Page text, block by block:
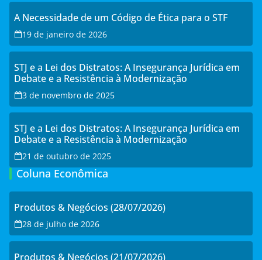
A Necessidade de um Código de Ética para o STF
19 de janeiro de 2026
STJ e a Lei dos Distratos: A Insegurança Jurídica em
Debate e a Resistência à Modernização
3 de novembro de 2025
STJ e a Lei dos Distratos: A Insegurança Jurídica em
Debate e a Resistência à Modernização
21 de outubro de 2025
Coluna Econômica
Produtos & Negócios (28/07/2026)
28 de julho de 2026
Produtos & Negócios (21/07/2026)